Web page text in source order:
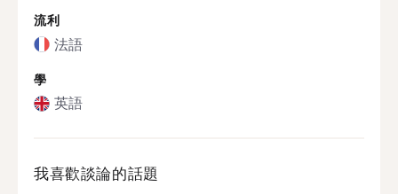
流利
法語
學
英語
我喜歡談論的話題